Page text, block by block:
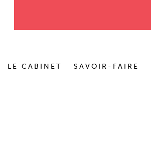
LE CABINET SAVOIR-FAIRE